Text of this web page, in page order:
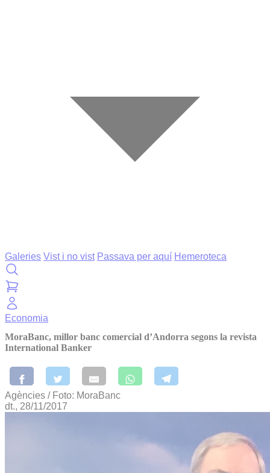
Galeries Vist i no vist Passava per aquí Hemeroteca
Economia
MoraBanc, millor banc comercial d’Andorra segons la revista
International Banker
Agències / Foto: MoraBanc
dt., 28/11/2017